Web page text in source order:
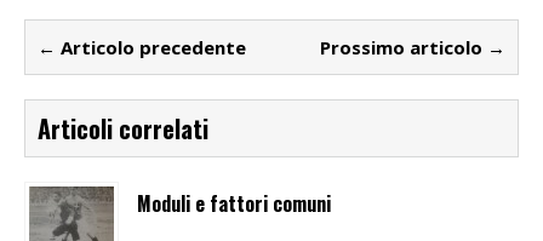
← Articolo precedente Prossimo articolo →
Articoli correlati
Moduli e fattori comuni